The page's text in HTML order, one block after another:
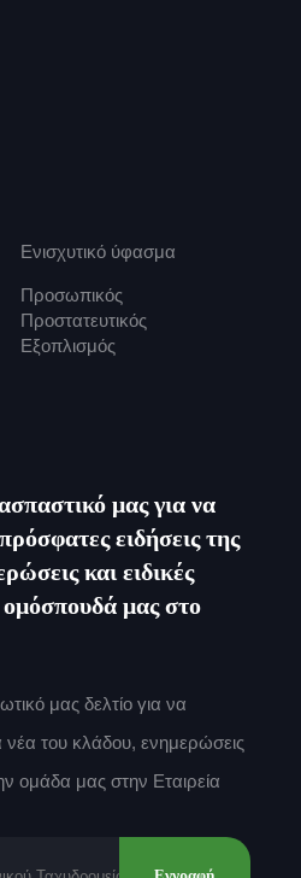
Ενισχυτικό ύφασμα
Προσωπικός
Προστατευτικός
Εξοπλισμός
μας για να
ειδήσεις της
και ειδικές
ομόσπουδά μας στο
μας δελτίο για να
νέα του κλάδου, ενημερώσεις
ομάδα μας στην Εταιρεία